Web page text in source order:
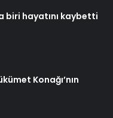
biri hayatını kaybetti
Konağı’nın